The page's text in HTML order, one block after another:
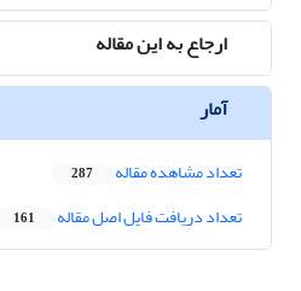
ارجاع به این مقاله
آمار
تعداد مشاهده مقاله 287
تعداد دریافت فایل اصل مقاله 161